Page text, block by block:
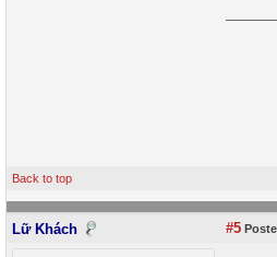
Back to top
Lữ Khách #5